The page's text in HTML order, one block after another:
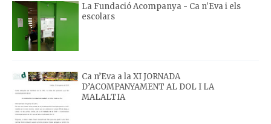
La Fundació Acompanya - Ca n'Eva i els
escolars
Ca n’Eva a la XI JORNADA
D’ACOMPANYAMENT AL DOL I LA
MALALTIA